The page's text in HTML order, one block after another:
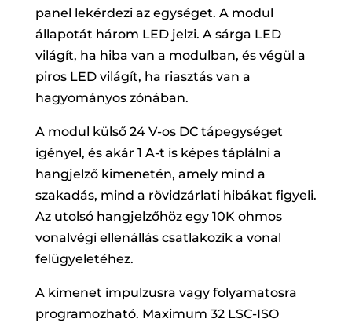
panel lekérdezi az egységet. A modul
állapotát három LED jelzi. A sárga LED
világít, ha hiba van a modulban, és végül a
piros LED világít, ha riasztás van a
hagyományos zónában.
A modul külső 24 V-os DC tápegységet
igényel, és akár 1 A-t is képes táplálni a
hangjelző kimenetén, amely mind a
szakadás, mind a rövidzárlati hibákat figyeli.
Az utolsó hangjelzőhöz egy 10K ohmos
vonalvégi ellenállás csatlakozik a vonal
felügyeletéhez.
A kimenet impulzusra vagy folyamatosra
programozható. Maximum 32 LSC-ISO